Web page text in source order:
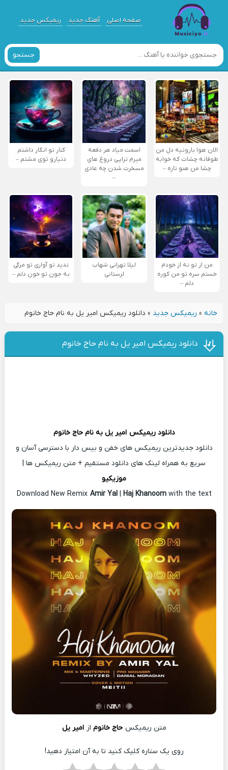
صفحه اصلی آهنگ جدید ریمیکس جدید
جستجو
الان هوا بارونیه دل من
طوفانه چشات که خوابه
چشا من هنو تاره –
اسمت میاد هر دفعه
میرم تراپی دروغ‌ های
مسخرت شدن چه عادی
–
کنار تو انگار داشتم
دنیارو توی مشتم –
من از تو نه از خودم
خستم سره تو من کوره
دلم –
لیلا تهرانی شهاب
لرستانی
ندید تو آواری تو مرگی
به جون تو خون دلم –
خانه» ریمیکس جدید » دانلود ریمیکس امیر یل به نام حاج خانوم
دانلود ریمیکس امیر یل به نام حاج خانوم
دانلود ریمیکس امیر یل به نام حاج خانوم
دانلود جدیدترین ریمیکس های خفن و بیس دار با دسترسی آسان و
سریع به همراه لینک های دانلود مستقیم + متن ریمیکس ها |
موزیکیو
Download New Remix Amir Yal| Haj Khanoom with the text
متن ریمیکس حاج خانوم از امیر یل
روی یک ستاره کلیک کنید تا به آن امتیاز دهید!